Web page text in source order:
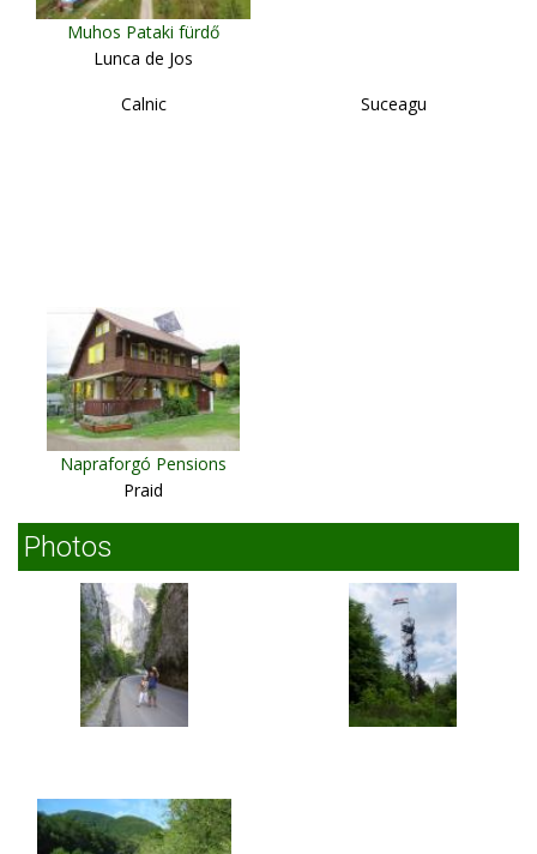
Muhos Pataki fürdő
Lunca de Jos
Calnic
Suceagu
Napraforgó Pensions
Praid
Photos